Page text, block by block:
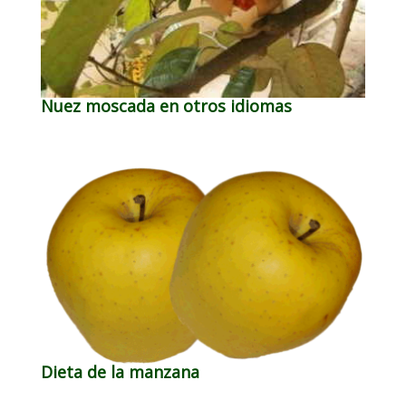
Nuez moscada en otros idiomas
Dieta de la manzana